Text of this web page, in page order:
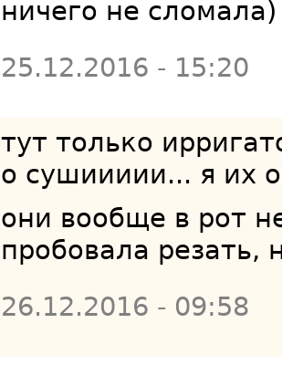
ничего не сломала)
25.12.2016 - 15:20
тут только
о сушиииии... я их
они вообще в рот
пробовала резать,
26.12.2016 - 09:58